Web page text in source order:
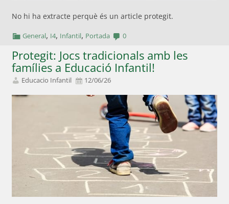
No hi ha extracte perquè és un article protegit.
General, I4, Infantil, Portada 0
Protegit: Jocs tradicionals amb les
famílies a Educació Infantil!
Educacio Infantil 12/06/26